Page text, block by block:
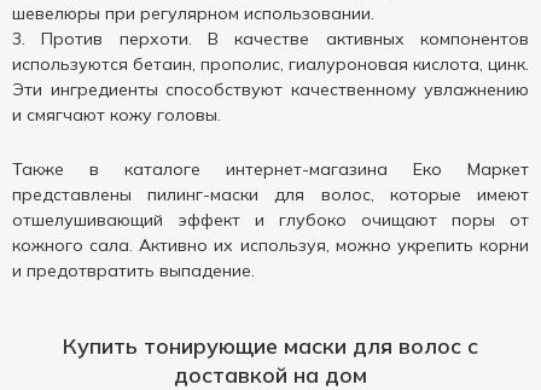
шевелюры при регулярном использовании.
Против перхоти. В качестве активных компонентов
используются бетаин, прополис, гиалуроновая кислота, цинк.
Эти ингредиенты способствуют качественному увлажнению
и смягчают кожу головы.
Также в каталоге интернет-магазина Еко Маркет
представлены пилинг-маски для волос, которые имеют
отшелушивающий эффект и глубоко очищают поры от
кожного сала. Активно их используя, можно укрепить корни
и предотвратить выпадение.
Купить тонирующие маски для волос с
доставкой на дом